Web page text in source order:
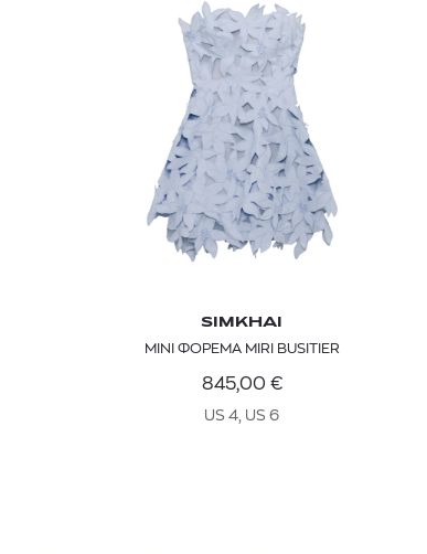
kiehl's avocado eye
SIMKHAI
ΜΙΝΙ ΦΟΡΕΜΑ MIRI BUSITIER
845,00 €
US 4, US 6